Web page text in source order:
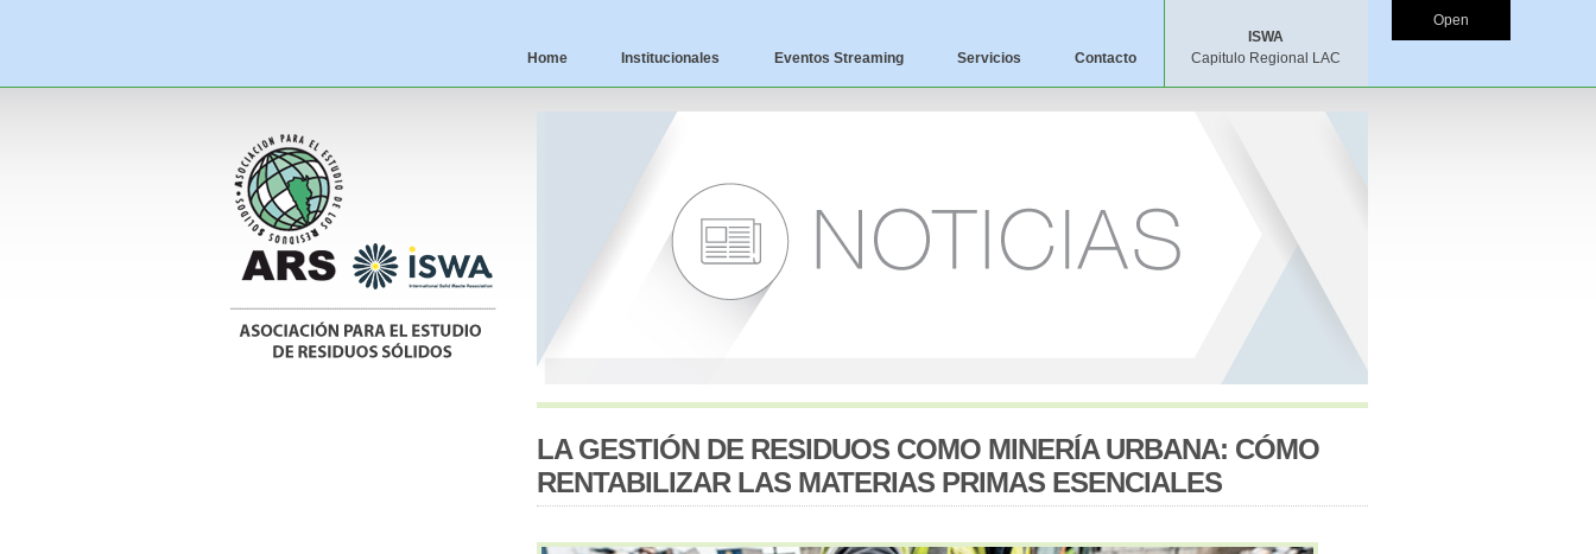
Home Institucionales Eventos Streaming Servicios Contacto
ISWA
Capitulo Regional LAC
LA GESTIÓN DE RESIDUOS COMO MINERÍA URBANA: CÓMO
RENTABILIZAR LAS MATERIAS PRIMAS ESENCIALES
Open